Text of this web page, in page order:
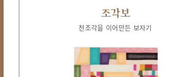
조각보
천조각을 이어만든 보자기